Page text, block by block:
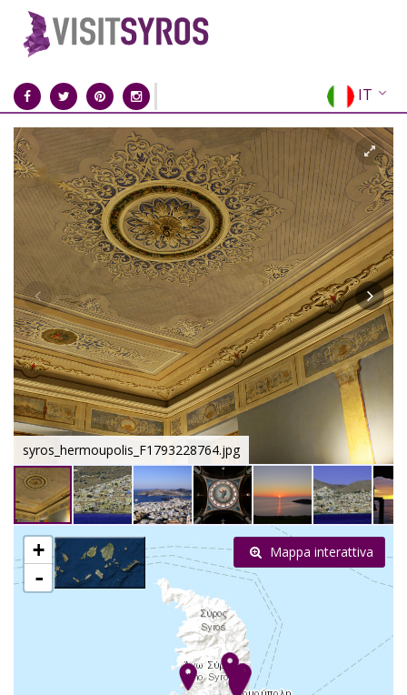
IT
EN
EL
FR
DE
ES
RU
CN
syros_hermoupolis_F1793228764.jpg
+
-
Mappa interattiva